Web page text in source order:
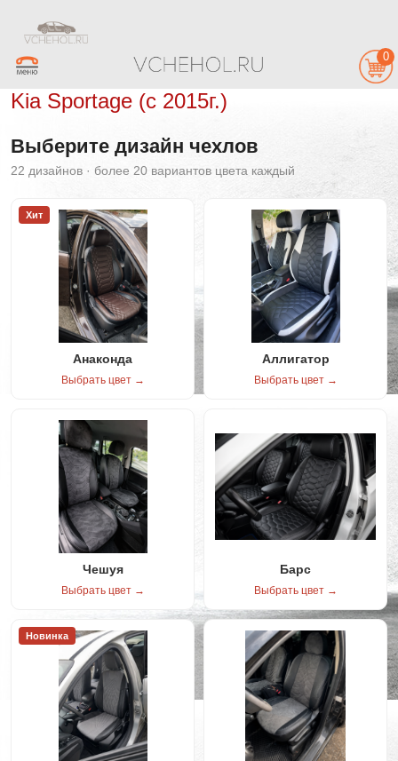
0
Kia Sportage (с 2015г.)
Выберите дизайн чехлов
22 дизайнов · более 20 вариантов цвета каждый
Хит
Анаконда
Выбрать цвет →
Аллигатор
Выбрать цвет →
Чешуя
Выбрать цвет →
Барс
Выбрать цвет →
Новинка